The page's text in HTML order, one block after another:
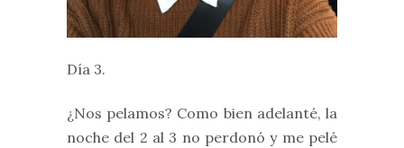
Día 3.
¿Nos pelamos? Como bien adelanté, la
noche del 2 al 3 no perdonó y me pelé